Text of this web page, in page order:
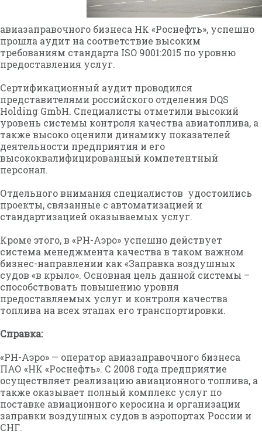
авиазаправочного бизнеса НК «Роснефть», успешно
прошла аудит на соответствие высоким
требованиям стандарта ISO 9001:2015 по уровню
предоставления услуг.
Сертификационный аудит проводился
представителями российского отделения DQS
Holding GmbH. Специалисты отметили высокий
уровень системы контроля качества авиатоплива, а
также высоко оценили динамику показателей
деятельности предприятия и его
высококвалифицированный компетентный
персонал.
Отдельного внимания специалистов удостоились
проекты, связанные с автоматизацией и
стандартизацией оказываемых услуг.
Кроме этого, в «РН-Аэро» успешно действует
система менеджмента качества в таком важном
бизнес-направлении как «Заправка воздушных
судов «в крыло». Основная цель данной системы –
способствовать повышению уровня
предоставляемых услуг и контроля качества
топлива на всех этапах его транспортировки.
Справка:
«РН-Аэро» — оператор авиазаправочного бизнеса
ПАО «НК «Роснефть». С 2008 года предприятие
осуществляет реализацию авиационного топлива, а
также оказывает полный комплекс услуг по
поставке авиационного керосина и организации
заправки воздушных судов в аэропортах России и
СНГ.